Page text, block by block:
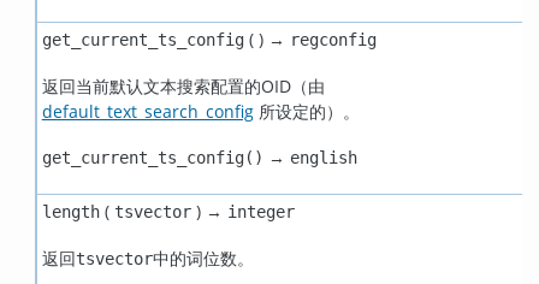
get_current_ts_config( ) → regconfig
返回当前默认文本搜索配置的OID（由
default_text_search_config所设定的）。
get_current_ts_config() → english
length( tsvector) → integer
返回tsvector中的词位数。